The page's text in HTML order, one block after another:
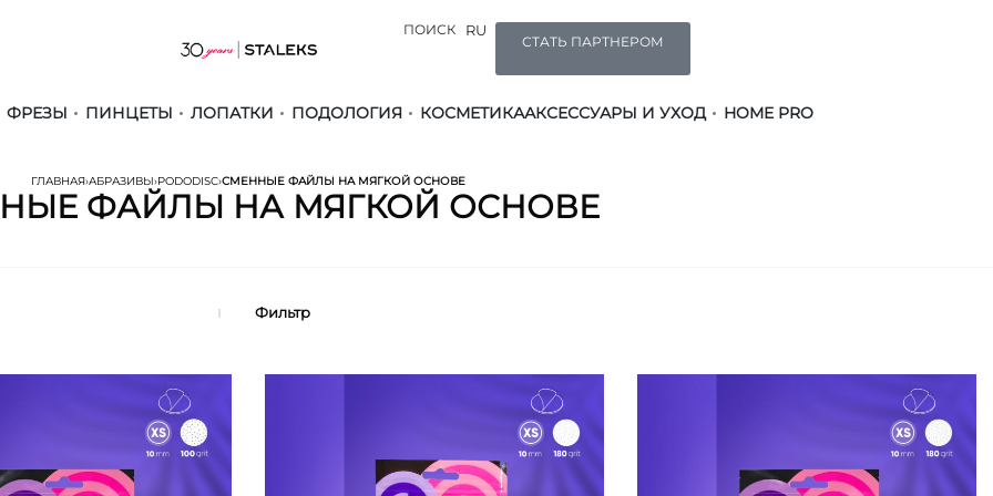
ПОИСК RU
СТАТЬ ПАРТНЕРОМ
ФРЕЗЫ ПИНЦЕТЫ ЛОПАТКИ ПОДОЛОГИЯ КОСМЕТИКААКСЕССУАРЫ И УХОД HOME PRO
ГЛАВНАЯ›АБРАЗИВЫ›PODODISC›СМЕННЫЕ ФАЙЛЫ НА МЯГКОЙ ОСНОВЕ
ФАЙЛЫ НА МЯГКОЙ ОСНОВЕ
Фильтр